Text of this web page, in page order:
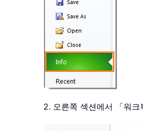
2. 오른쪽 섹션에서 「워